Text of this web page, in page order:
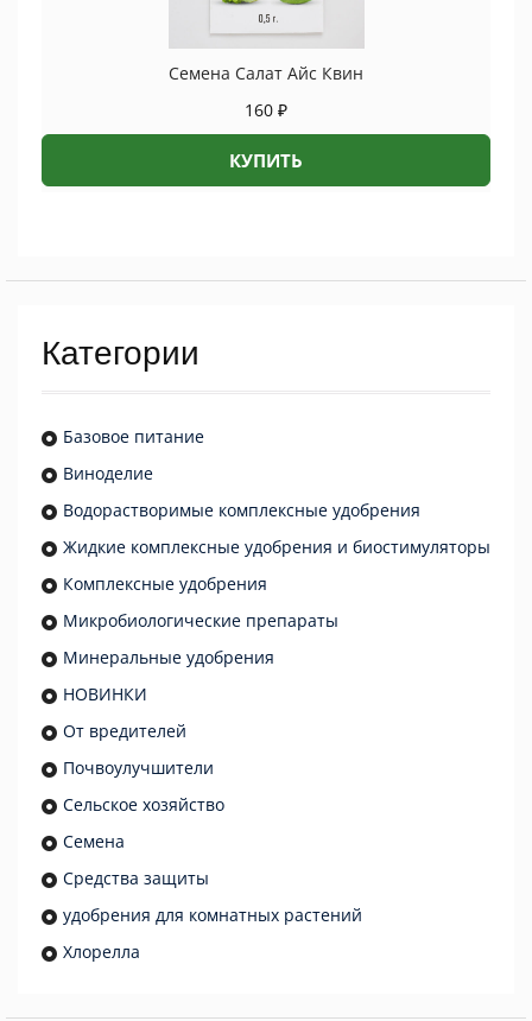
Семена Салат Айс Квин
160 ₽
КУПИТЬ
Категории
Базовое питание
Виноделие
Водорастворимые комплексные удобрения
Жидкие комплексные удобрения и биостимуляторы
Комплексные удобрения
Микробиологические препараты
Минеральные удобрения
НОВИНКИ
От вредителей
Почвоулучшители
Сельское хозяйство
Семена
Средства защиты
удобрения для комнатных растений
Хлорелла